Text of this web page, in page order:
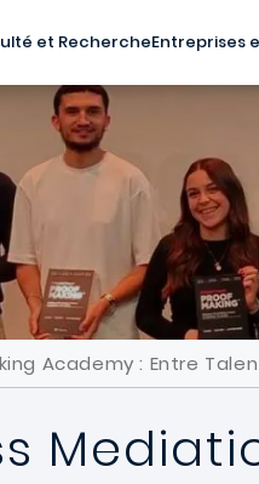
et RechercheEntreprises
Academy : Entre